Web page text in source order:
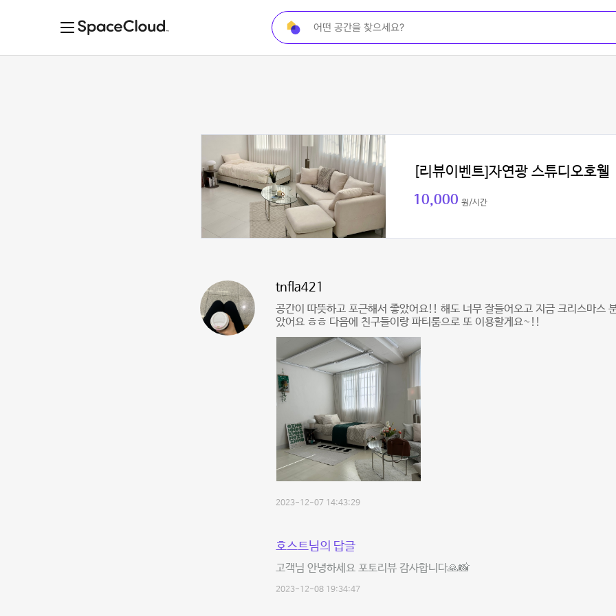
[리뷰이벤트]자연광 스튜디오호웰
10,000 원/시간
tnfla421
공간이 따뜻하고 포근해서 좋았어요!! 해도 너무 잘들어오고 지금 크리스마스
았어요 ㅎㅎ 다음에 친구들이랑 파티룸으로 또 이용할게요~!!
2023-12-07 14:43:29
호스트님의 답글
고객님 안녕하세요 포토리뷰 감사합니다🙏📸
2023-12-08 19:34:47